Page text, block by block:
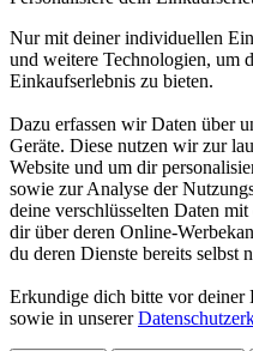
Nur mit deiner individuellen
und weitere Technologien, um
Einkaufserlebnis zu bieten.
Dazu erfassen wir Daten über
Geräte. Diese nutzen wir zur
Website und um dir
sowie zur Analyse der
deine verschlüsselten Daten
dir über deren Online-
du deren Dienste bereits selbst
Erkundige dich bitte vor
sowie in unserer